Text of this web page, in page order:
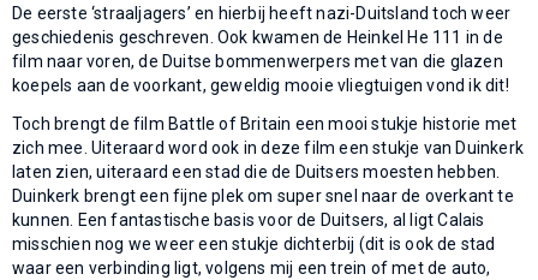
De eerste ‘straaljagers’ en hierbij heeft nazi-Duitsland toch weer
geschiedenis geschreven. Ook kwamen de Heinkel He 111 in de
film naar voren, de Duitse bommenwerpers met van die glazen
koepels aan de voorkant, geweldig mooie vliegtuigen vond ik dit!
Toch brengt de film Battle of Britain een mooi stukje historie met
zich mee. Uiteraard word ook in deze film een stukje van Duinkerk
laten zien, uiteraard een stad die de Duitsers moesten hebben.
Duinkerk brengt een fijne plek om super snel naar de overkant te
kunnen. Een fantastische basis voor de Duitsers, al ligt Calais
misschien nog we weer een stukje dichterbij (dit is ook de stad
waar een verbinding ligt, volgens mij een trein of met de auto,